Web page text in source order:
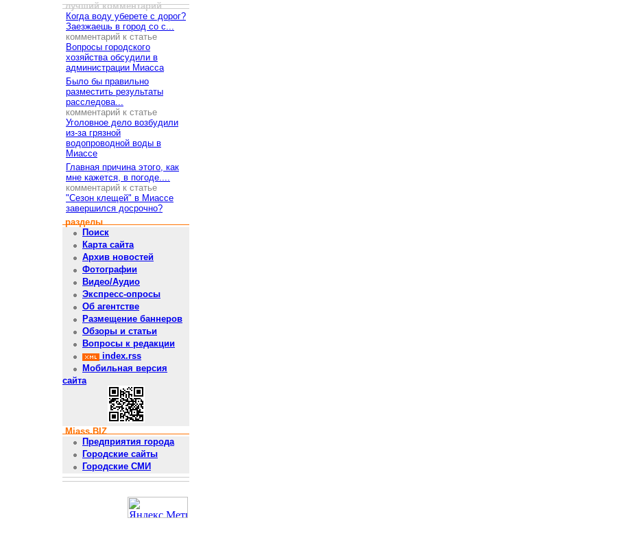
лучший комментарий
Когда воду уберете с дорог?
Заезжаешь в город со с...
комментарий к статье
Вопросы городского
хозяйства обсудили в
администрации Миасса
Было бы правильно
разместить результаты
расследова...
комментарий к статье
Уголовное дело возбудили
из-за грязной
водопроводной воды в
Миассе
Главная причина этого, как
мне кажется, в погоде....
комментарий к статье
"Сезон клещей" в Миассе
завершился досрочно?
разделы
Поиск
Карта сайта
Архив новостей
Фотографии
Видео/Аудио
Экспресс-опросы
Об агентстве
Размещение баннеров
Обзоры и статьи
Вопросы к редакции
index.rss
Мобильная версия
сайта
Miass.BIZ
Предприятия города
Городские сайты
Городские СМИ